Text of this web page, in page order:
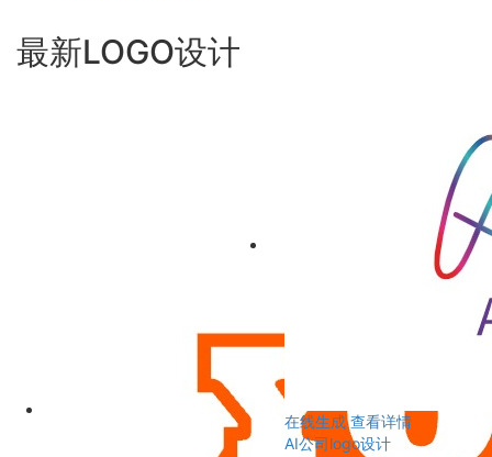
最新LOGO设计
在线生成 查看详情
AI公司logo设计